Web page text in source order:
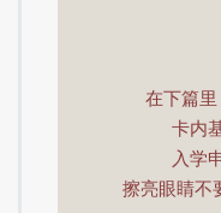
2022U.S.
2024QS世